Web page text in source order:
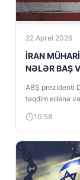
22 Aprel 2026
İRAN
NƏLƏR BAŞ
ABŞ prezidenti
təqdim edənə
10:58